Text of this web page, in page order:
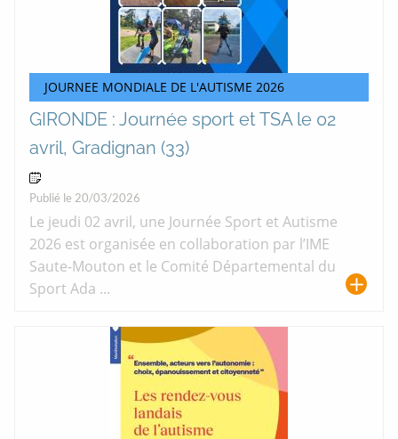
JOURNEE MONDIALE DE L'AUTISME 2026
GIRONDE : Journée sport et TSA le 02
avril, Gradignan (33)
Publié le 20/03/2026
Le jeudi 02 avril, une Journée Sport et Autisme
2026 est organisée en collaboration par l’IME
Saute-Mouton et le Comité Départemental du
Sport Ada ...